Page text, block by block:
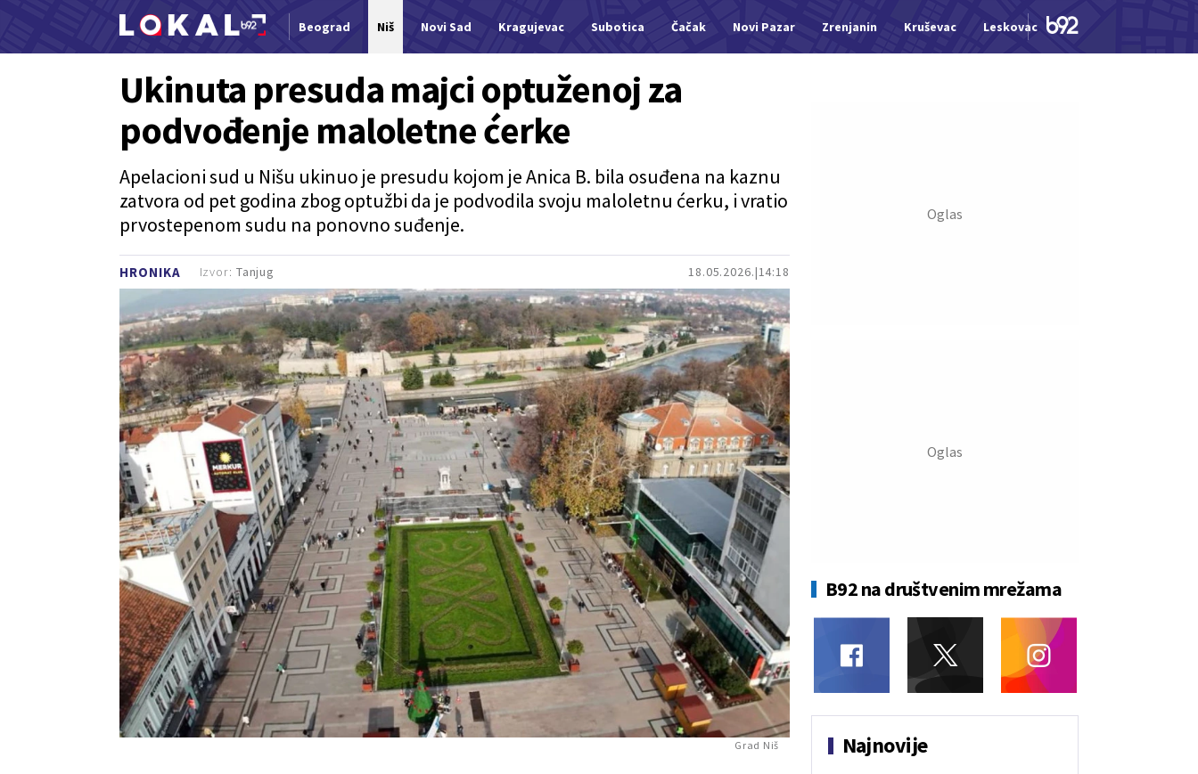
Beograd Niš Novi Sad Kragujevac Subotica Čačak Novi Pazar Zrenjanin Kruševac Leskovac Jagodina
HRONIKA 18.05.2026. 14:18
Ukinuta presuda majci optuženoj za
podvođenje maloletne ćerke
Apelacioni sud u Nišu ukinuo je presudu kojom je Anica B. bila osuđena na kaznu
zatvora od pet godina zbog optužbi da je podvodila svoju maloletnu ćerku, i vratio
prvostepenom sudu na ponovno suđenje.
Izvor: Tanjug
Grad Niš
B92 na društvenim mrežama
Najnovije